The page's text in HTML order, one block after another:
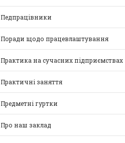
Педпрацівники
Поради щодо працевлаштування
Практика на сучасних підприємствах
Практичні заняття
Предметні гуртки
Про наш заклад